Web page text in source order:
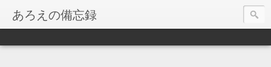
あろえの備忘録